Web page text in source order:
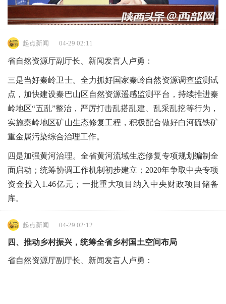
起点新闻 04-29 02:11
省自然资源厅副厅长、新闻发言人卢勇：
三是当好秦岭卫士。全力抓好国家秦岭自然资源调查监测试
点，加快建设秦巴山区自然资源遥感监测平台，持续推进秦
岭地区“五乱”整治，严厉打击乱搭乱建、乱采乱挖等行为，
实施秦岭地区矿山生态修复工程，积极配合做好白河硫铁矿
重金属污染综合治理工作。
四是加强黄河治理。全省黄河流域生态修复专项规划编制全
面启动；统筹协调工作机制初步建立；2020年争取中央专项
资金投入1.46亿元；一批重大项目纳入中央财政项目储备
库。
起点新闻 04-29 02:12
四、推动乡村振兴，统筹全省乡村国土空间布局
省自然资源厅副厅长、新闻发言人卢勇：